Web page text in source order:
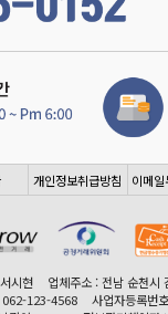
개인정보취급방침 이메일
시현
업체주소 : 전남 순천시
062-123-4568
사업자등록번